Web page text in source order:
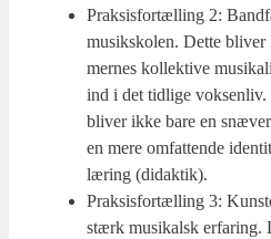
Prak­sis­for­tæl­ling 2:
musiks­ko­len. Det­te
mer­nes kol­lek­ti­ve
ind i det tid­li­ge
bli­ver ikke bare en
en mere omfat­ten­de
læring (didak­tik).
Prak­sis­for­tæl­ling 3:
stærk musi­kalsk erfa­ring.